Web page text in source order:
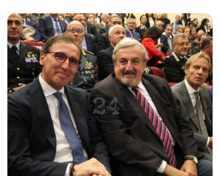
1804 VIEWS